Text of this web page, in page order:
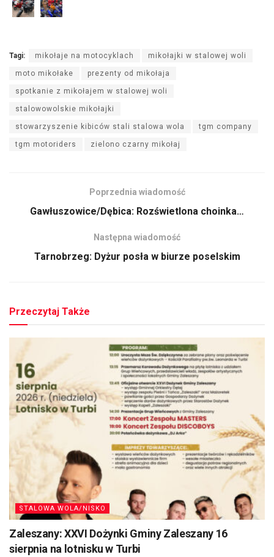
Tagi: mikołaje na motocyklach mikołajki w stalowej woli
moto mikołake prezenty od mikołaja
spotkanie z mikołajem w stalowej woli
stalowowolskie mikołajki
stowarzyszenie kibiców stali stalowa wola tgm company
tgm motoriders zielono czarny mikołaj
Poprzednia wiadomość
Gawłuszowice/Dębica: Rozświetlona choinka…
Następna wiadomość
Tarnobrzeg: Dyżur posła w biurze poselskim
Przeczytaj Także
STALOWA WOLA/NISKO
Zaleszany: XXVI Dożynki Gminy Zaleszany 16
sierpnia na lotnisku w Turbi